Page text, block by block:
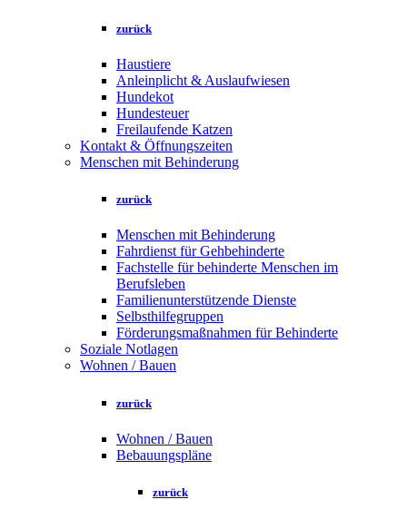
zurück
Haustiere
Anleinplicht & Auslaufwiesen
Hundekot
Hundesteuer
Freilaufende Katzen
Kontakt & Öffnungszeiten
Menschen mit Behinderung
zurück
Menschen mit Behinderung
Fahrdienst für Gehbehinderte
Fachstelle für behinderte Menschen im
Berufsleben
Familienunterstützende Dienste
Selbsthilfegruppen
Förderungsmaßnahmen für Behinderte
Soziale Notlagen
Wohnen / Bauen
zurück
Wohnen / Bauen
Bebauungspläne
zurück